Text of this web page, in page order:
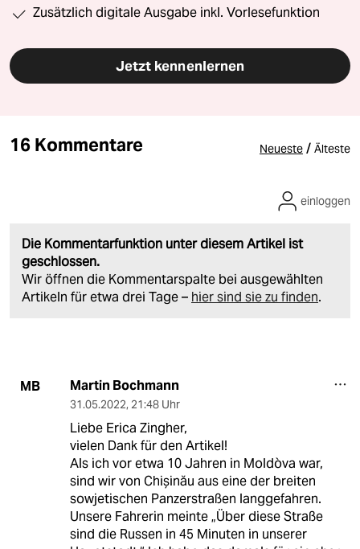
Zusätzlich digitale Ausgabe inkl. Vorlesefunktion
Jetzt kennenlernen
16 Kommentare Neueste / Älteste
Die Kommentarfunktion unter diesem Artikel ist
geschlossen.
Wir öffnen die Kommentarspalte bei ausgewählten
Artikeln für etwa drei Tage – hier sind sie zu finden.
einloggen
MB Martin Bochmann
31.05.2022, 21:48 Uhr
Liebe Erica Zingher,
vielen Dank für den Artikel!
Als ich vor etwa 10 Jahren in Moldòva war,
sind wir von Chișinău aus eine der breiten
sowjetischen Panzerstraßen langgefahren.
Unsere Fahrerin meinte „Über diese Straße
sind die Russen in 45 Minuten in unserer